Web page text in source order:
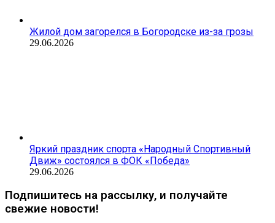
Жилой дом загорелся в Богородске из-за грозы
29.06.2026
Яркий праздник спорта «Народный Спортивный
Движ» состоялся в ФОК «Победа»
29.06.2026
Подпишитесь на рассылку, и получайте
свежие новости!